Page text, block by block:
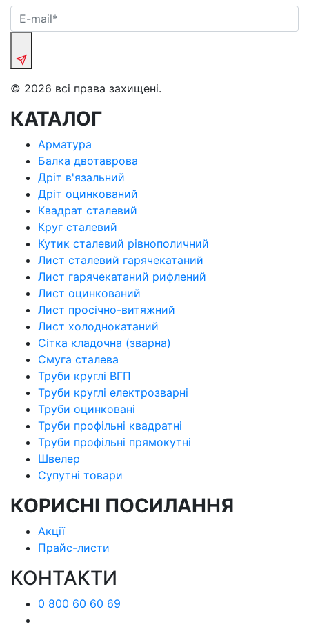
© 2026 всі права захищені.
КАТАЛОГ
Арматура
Балка двотаврова
Дріт в'язальний
Дріт оцинкований
Квадрат сталевий
Круг сталевий
Кутик сталевий рівнополичний
Лист сталевий гарячекатаний
Лист гарячекатаний рифлений
Лист оцинкований
Лист просічно-витяжний
Лист холоднокатаний
Сітка кладочна (зварна)
Смуга сталева
Труби круглі ВГП
Труби круглі електрозварні
Труби оцинковані
Труби профільні квадратні
Труби профільні прямокутні
Швелер
Супутні товари
КОРИСНІ ПОСИЛАННЯ
Акції
Прайс-листи
КОНТАКТИ
0 800 60 60 69